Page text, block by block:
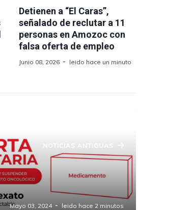
Detienen a “El Caras”,
señalado de reclutar a 11
personas en Amozoc con
falsa oferta de empleo
Junio 08, 2026 leido hace un minuto
NOTICIAS ANTIGUAS
contra el cáncer
irregularidades y Cofepris
llama a suspender su uso
Mayo 03, 2024 leido hace 2 minutos